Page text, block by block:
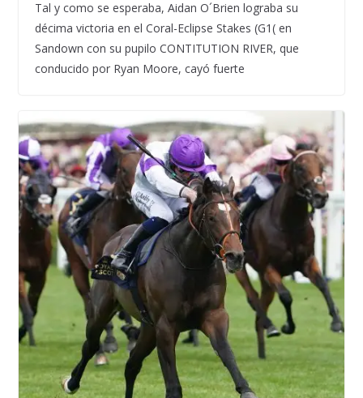
Tal y como se esperaba, Aidan O´Brien lograba su
décima victoria en el Coral-Eclipse Stakes (G1( en
Sandown con su pupilo CONTITUTION RIVER, que
conducido por Ryan Moore, cayó fuerte